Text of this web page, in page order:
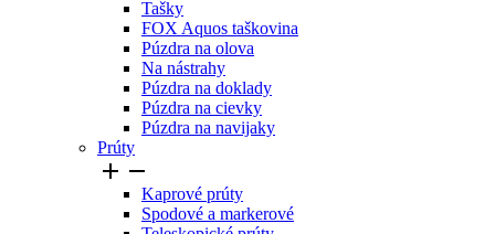
Tašky
FOX Aquos taškovina
Púzdra na olova
Na nástrahy
Púzdra na doklady
Púzdra na cievky
Púzdra na navijaky
Prúty
 
Kaprové prúty
Spodové a markerové